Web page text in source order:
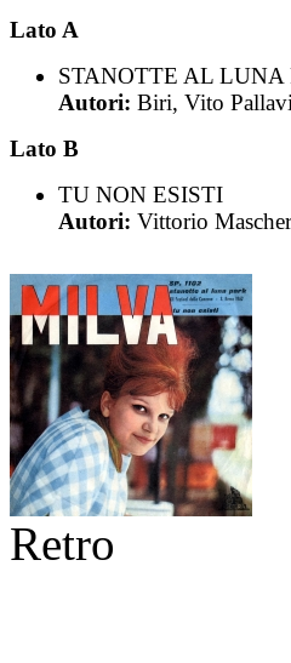
Lato A
STANOTTE AL LUNA
Autori: Biri, Vito
Lato B
TU NON ESISTI
Autori: Vittorio
Retro